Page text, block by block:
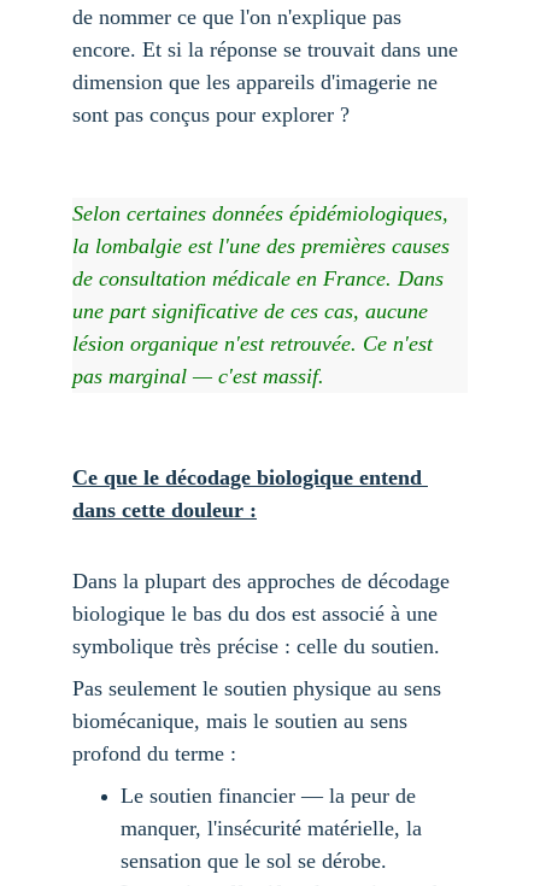
de nommer ce que l'on n'explique pas
encore. Et si la réponse se trouvait dans une
dimension que les appareils d'imagerie ne
sont pas conçus pour explorer ?
Selon certaines données épidémiologiques,
la lombalgie est l'une des premières causes
de consultation médicale en France. Dans
une part significative de ces cas, aucune
lésion organique n'est retrouvée. Ce n'est
pas marginal — c'est massif.
Ce que le décodage biologique entend
dans cette douleur :
Dans la plupart des approches de décodage
biologique le bas du dos est associé à une
symbolique très précise : celle du soutien.
Pas seulement le soutien physique au sens
biomécanique, mais le soutien au sens
profond du terme :
Le soutien financier — la peur de
manquer, l'insécurité matérielle, la
sensation que le sol se dérobe.